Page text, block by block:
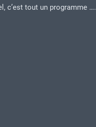
c’est tout un programme ….